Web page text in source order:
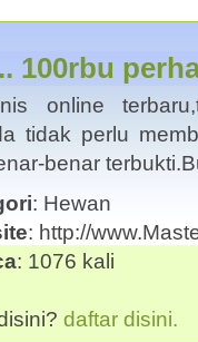
100rbu
online
tidak perlu
benar
: Hewan
: http://
: 1076 kali
daftar disini.